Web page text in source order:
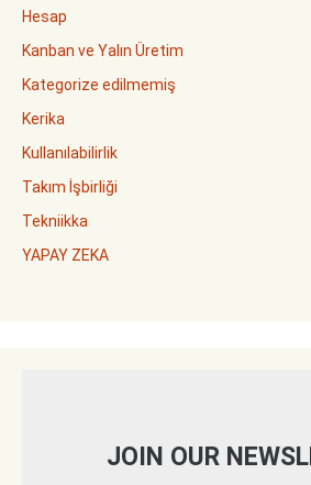
Hesap
Kanban ve Yalın Üretim
Kategorize edilmemiş
Kerika
Kullanılabilirlik
Takım İşbirliği
Tekniikka
YAPAY ZEKA
JOIN OUR